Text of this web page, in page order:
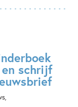
schrijf